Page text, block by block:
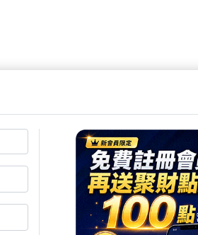
強勢亮紅燈。
轉強噴發。
迷的記憶體。